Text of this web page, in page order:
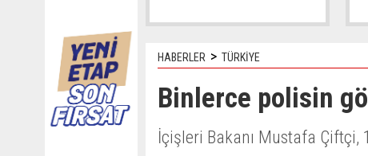
HABERLER > TÜRKİYE
Binlerce polisin
İçişleri Bakanı Mustafa